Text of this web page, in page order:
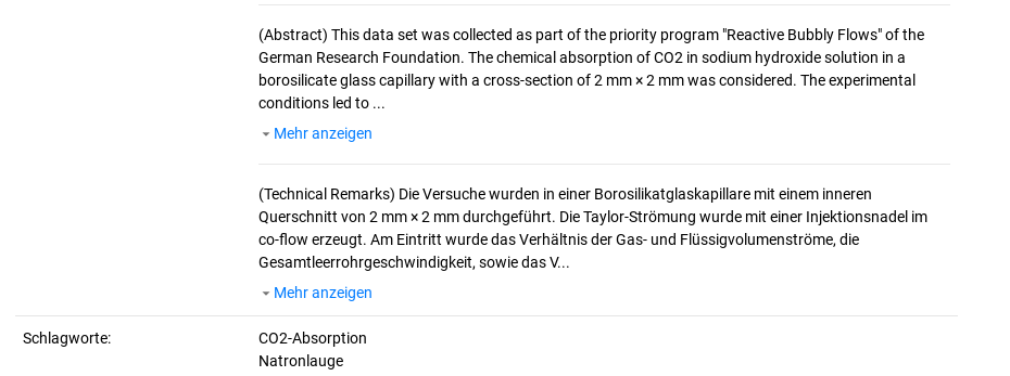
(Abstract) This data set was collected as part of the priority program "Reactive Bubbly Flows" of the
German Research Foundation. The chemical absorption of CO2 in sodium hydroxide solution in a
borosilicate glass capillary with a cross-section of 2 mm × 2 mm was considered. The experimental
conditions led to ...
Mehr anzeigen
(Technical Remarks) Die Versuche wurden in einer Borosilikatglaskapillare mit einem inneren
Querschnitt von 2 mm × 2 mm durchgeführt. Die Taylor-Strömung wurde mit einer Injektionsnadel im
co-flow erzeugt. Am Eintritt wurde das Verhältnis der Gas- und Flüssigvolumenströme, die
Gesamtleerrohrgeschwindigkeit, sowie das V...
Mehr anzeigen
Schlagworte:
CO2-Absorption
Natronlauge